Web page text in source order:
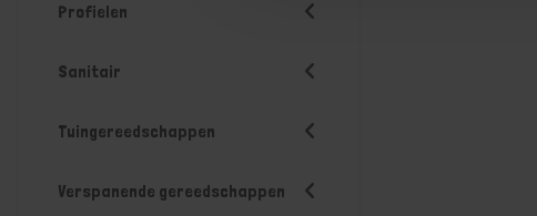
Profielen
Sanitair
Tuingereedschappen
Verspanende gereedschappen